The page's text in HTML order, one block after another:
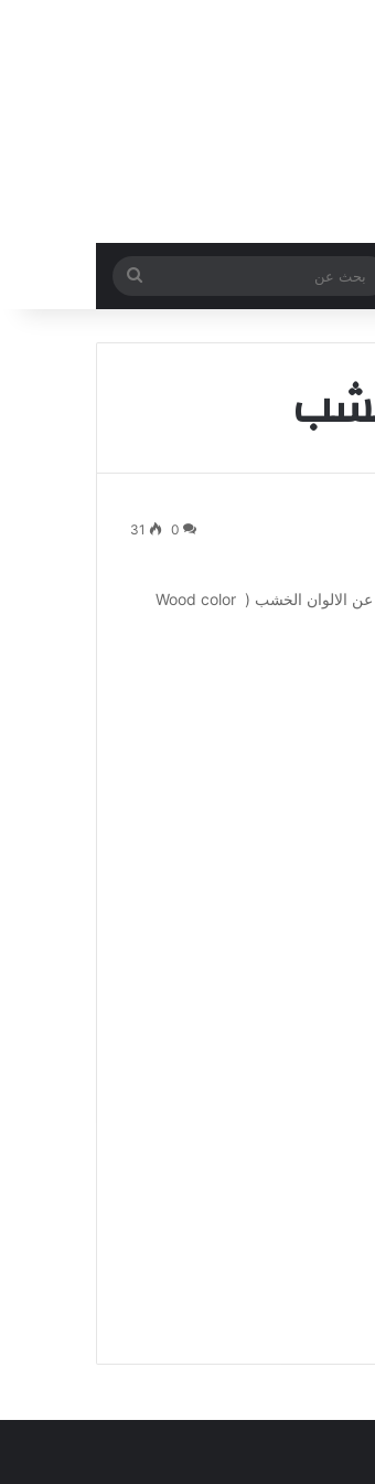
المظلم
عن
0
31
الوان الخشب متعددة وبتختلف حسب ما كان طبيعي او صناعي، كثيرًا ما نسمع عن الالوان الخشب ( Wood color